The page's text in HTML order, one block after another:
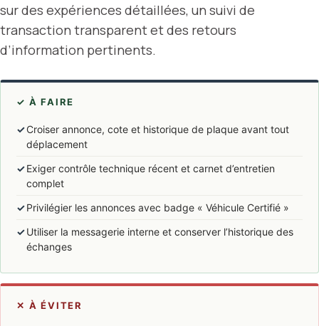
sur des expériences détaillées, un suivi de
transaction transparent et des retours
d’information pertinents.
✓ À FAIRE
✓Croiser annonce, cote et historique de plaque avant tout
déplacement
✓Exiger contrôle technique récent et carnet d’entretien
complet
✓Privilégier les annonces avec badge « Véhicule Certifié »
✓Utiliser la messagerie interne et conserver l’historique des
échanges
✕ À ÉVITER